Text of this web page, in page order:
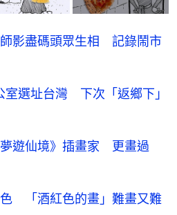
師影盡碼頭眾生相 記錄鬧市
室選址台灣 下次「返鄉下」
遊仙境》插畫家 更畫過
「酒紅色的畫」難畫又難